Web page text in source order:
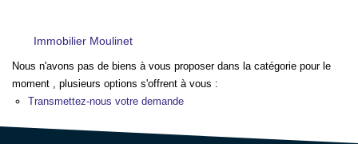
NOS AGENCES
CONTACT
Immobilier Moulinet
Nous n'avons pas de biens à vous proposer dans la catégorie pour le
moment , plusieurs options s'offrent à vous :
Transmettez-nous votre demande